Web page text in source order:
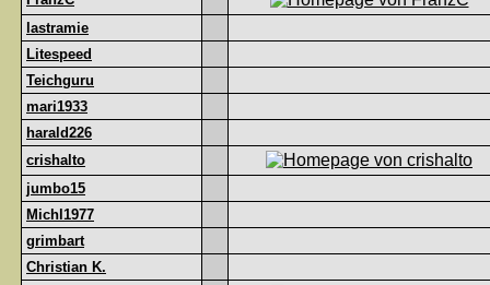
lastramie
Litespeed
Teichguru
mari1933
harald226
crishalto
jumbo15
Michl1977
grimbart
Christian K.